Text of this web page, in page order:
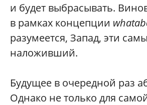
и будет выбрасывать.
в рамках концепции
разумеется, Запад, эти
наложивший.
Будущее в очередной раз
Однако не только для